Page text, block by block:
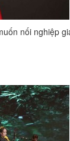
nối nghiệp